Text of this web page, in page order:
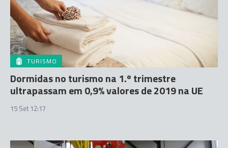
TURISMO
Dormidas no turismo na 1.º trimestre
ultrapassam em 0,9% valores de 2019 na UE
15 Set 12:17